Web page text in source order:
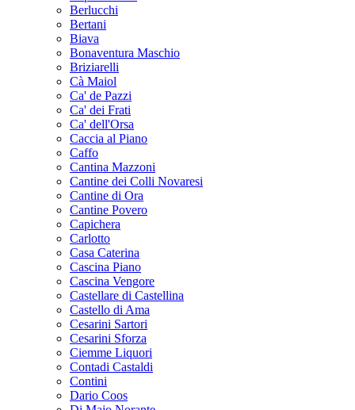
Berlucchi
Bertani
Biava
Bonaventura Maschio
Briziarelli
Cà Maiol
Ca' de Pazzi
Ca' dei Frati
Ca' dell'Orsa
Caccia al Piano
Caffo
Cantina Mazzoni
Cantine dei Colli Novaresi
Cantine di Ora
Cantine Povero
Capichera
Carlotto
Casa Caterina
Cascina Piano
Cascina Vengore
Castellare di Castellina
Castello di Ama
Cesarini Sartori
Cesarini Sforza
Ciemme Liquori
Contadi Castaldi
Contini
Dario Coos